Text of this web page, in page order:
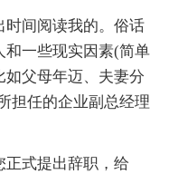
时间阅读我的。俗话
和一些现实因素(简单
如父母年迈、夫妻分
担任的企业副总经理
正式提出辞职，给